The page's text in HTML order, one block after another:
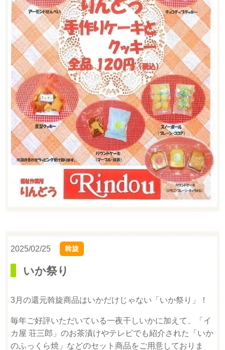
2025/02/25 斡旋
いか祭り
3月の還元斡旋商品はいかだけじゃない「いか祭り」！
毎年ご好評いただいている一夜干しいかに加えて、「イ
カ屋 荘三郎」のお茶漬けやテレビでも紹介された「いか
のふっくら焼」などのセット商品をご用意しておりま